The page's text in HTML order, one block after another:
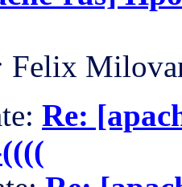
Felix
Re: